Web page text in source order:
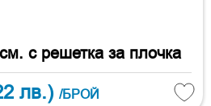
с решетка за плочка
лв.) /БРОЙ